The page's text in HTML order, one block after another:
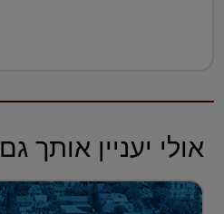
אולי יעניין אותך גם